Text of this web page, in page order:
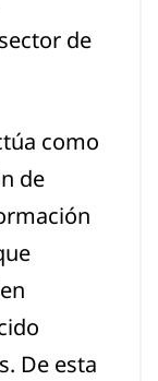
de
como
de
De esta